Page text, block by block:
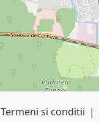
Termeni si conditii |